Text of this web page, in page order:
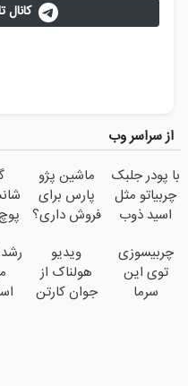
کانال
از سراسر وب
با پودر جلبک
چربیاتو مثل
اسید ذوب
تا امشب)
ماشین پژو
پارس برای
فروش داری؟
بفروشش
چربیسوزی
توی این
سرما
ویدیو
هولناک از
جوان کارتن